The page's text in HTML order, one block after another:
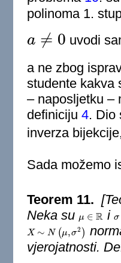
polinoma 1.
a ≠ 0
a≠0
uvodi
a ne zbog
studente kakva
– naposljetku –
definiciju 4. Dio
inverza
Sada možemo
Teorem 11.
Neka su μ ∈ R
μ∈R iσ
σ
X ∼ N ( μ,σ2 )
X∼N( μ,σ 2 )
vjerojatnosti.